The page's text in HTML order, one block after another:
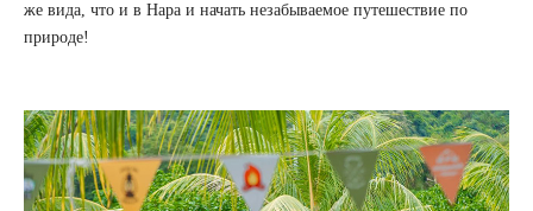
же вида, что и в Нара и начать незабываемое путешествие по
природе!